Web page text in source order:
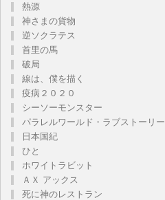
熱源
神さまの貨物
逆ソクラテス
首里の馬
破局
線は、僕を描く
疫病２０２０
シーソーモンスター
パラレルワールド・ラブストーリー
日本国紀
ひと
ホワイトラビット
ＡＸ アックス
死に神のレストラン